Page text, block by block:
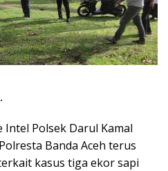
Intel Polsek Darul Kamal
Banda Aceh terus
kasus tiga ekor sapi